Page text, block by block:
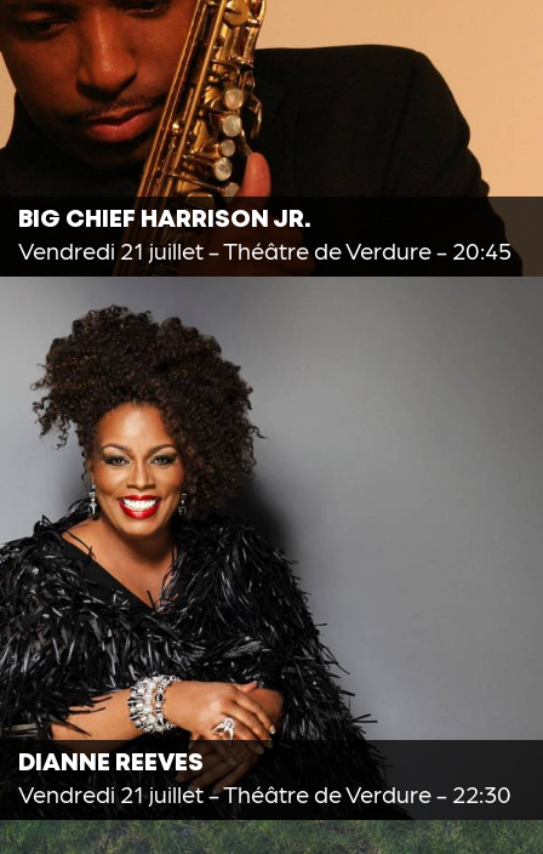
BIG CHIEF HARRISON JR.
Vendredi 21 juillet- Théâtre de Verdure - 20:45
DIANNE REEVES
Vendredi 21 juillet- Théâtre de Verdure - 22:30